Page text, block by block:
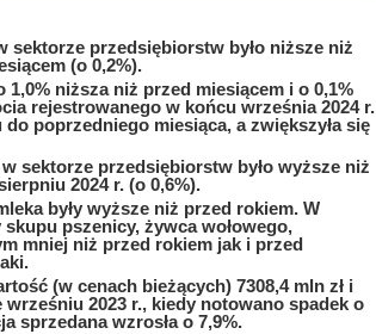
sektorze przedsiębiorstw było niższe niż
(o 0,2%).
niższa niż przed miesiącem i o 0,1%
rejestrowanego w końcu września 2024 r.
poprzedniego miesiąca, a zwiększyła się
sektorze przedsiębiorstw było wyższe niż
2024 r. (o 0,6%).
były wyższe niż przed rokiem. W
pszenicy, żywca wołowego,
mniej niż przed rokiem jak i przed
(w cenach bieżących) 7308,4 mln zł i
wrześniu 2023 r., kiedy notowano spadek o
sprzedana wzrosła o 7,9%.